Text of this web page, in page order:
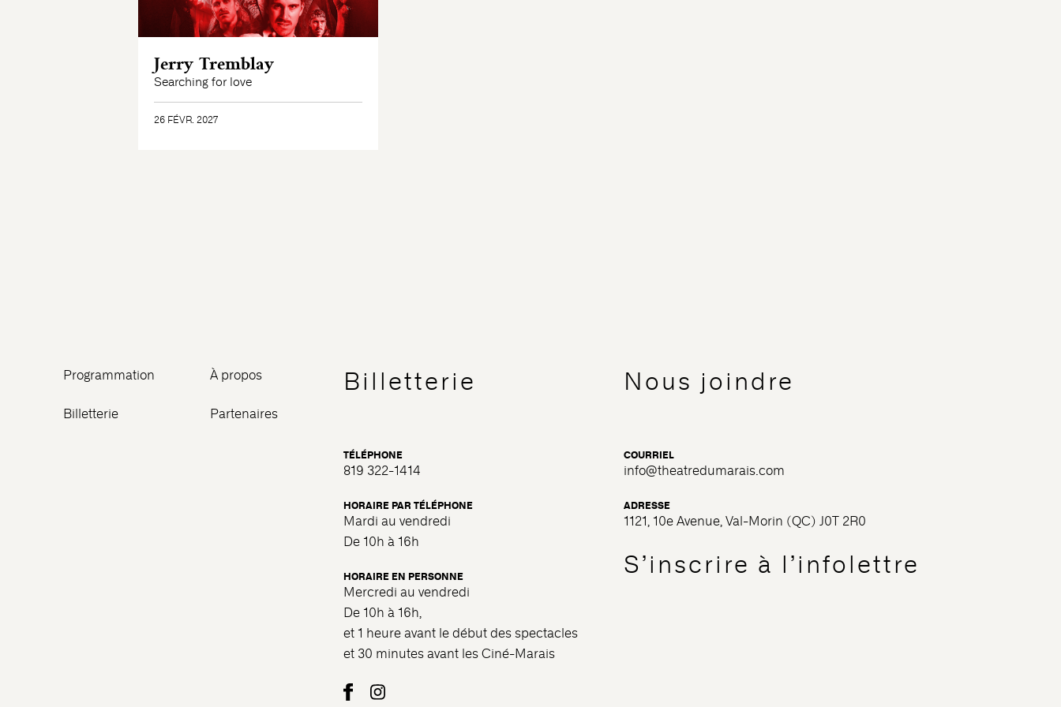
Jerry Tremblay
Searching for love
26 FÉVR. 2027
Programmation
Billetterie
À propos
Partenaires
Billetterie
TÉLÉPHONE
819 322-1414
HORAIRE PAR TÉLÉPHONE
Mardi au vendredi
De 10h à 16h
HORAIRE EN PERSONNE
Mercredi au vendredi
De 10h à 16h,
et 1 heure avant le début des spectacles
et 30 minutes avant les Ciné-Marais
Nous joindre
COURRIEL
info@theatredumarais.com
ADRESSE
1121, 10e Avenue, Val-Morin (QC) J0T 2R0
S’inscrire à l’infolettre